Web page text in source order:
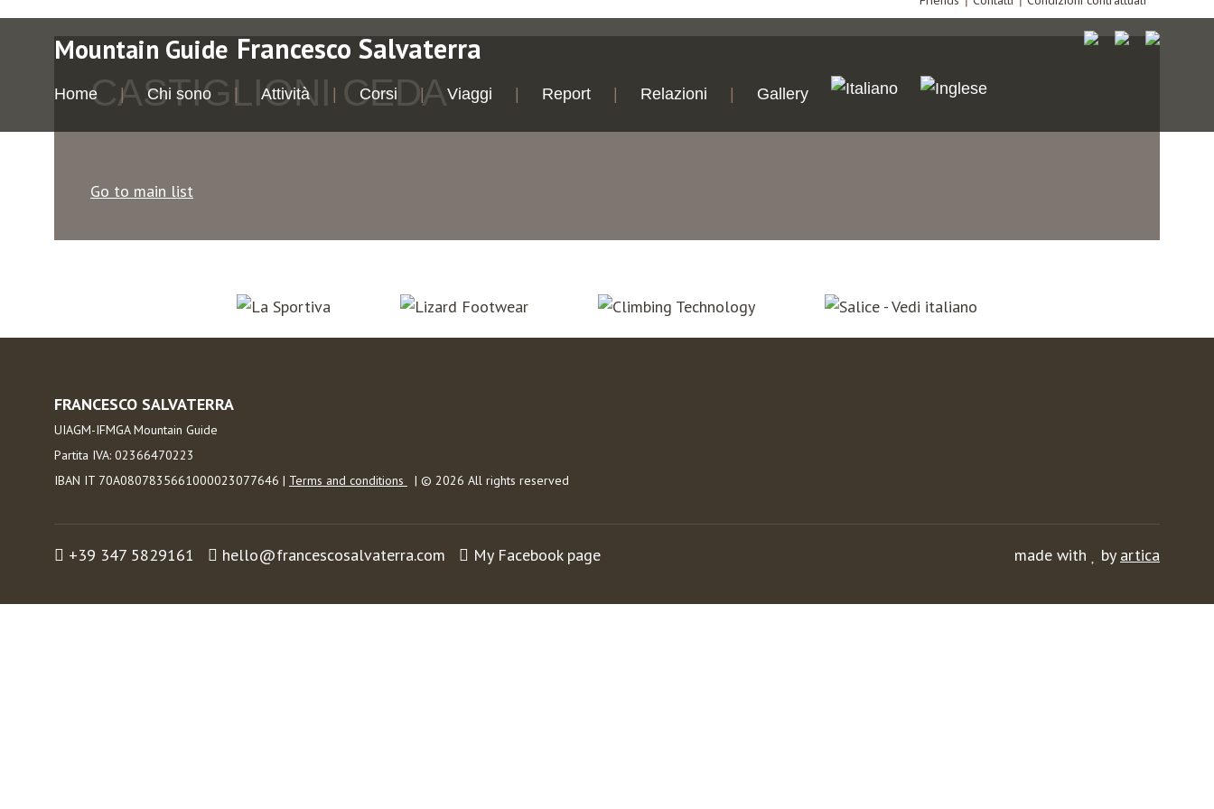
Mountain Guide Francesco Salvaterra
Home Chi sono Attività Corsi Viaggi Report Relazioni Gallery
CASTIGLIONI CEDA
Go to main list
FRANCESCO SALVATERRA
UIAGM-IFMGA Mountain Guide
Partita IVA: 02366470223
IBAN IT 70A0807835661000023077646 | Terms and conditions | © 2026 All rights reserved
+39 347 5829161 hello@francescosalvaterra.com My Facebook page made with by artica